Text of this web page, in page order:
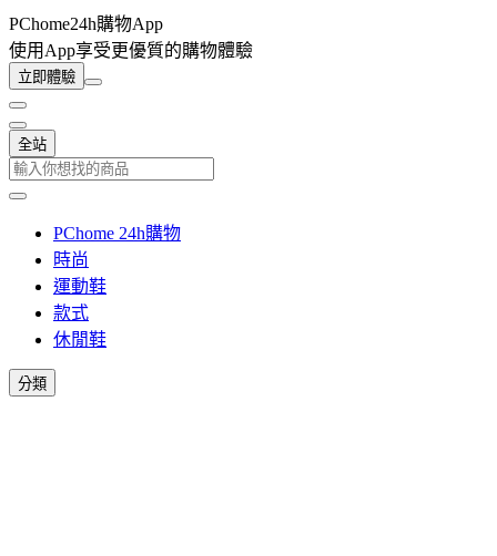
PChome24h購物App
使用App享受更優質的購物體驗
立即體驗
全站
PChome 24h購物
時尚
運動鞋
款式
休閒鞋
分類